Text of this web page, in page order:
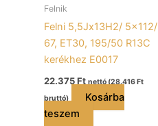
Felnik
Felni 5,5Jx13H2/ 5×112/
67, ET30, 195/50 R13C
kerékhez E0017
22.375Ft nettó (28.416Ft
bruttó)
Kosárba
teszem